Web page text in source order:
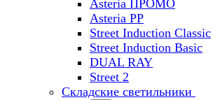
Asteria ПРОМО
Asteria PP
Street Induction Classic
Street Induction Basic
DUAL RAY
Street 2
Складские светильники